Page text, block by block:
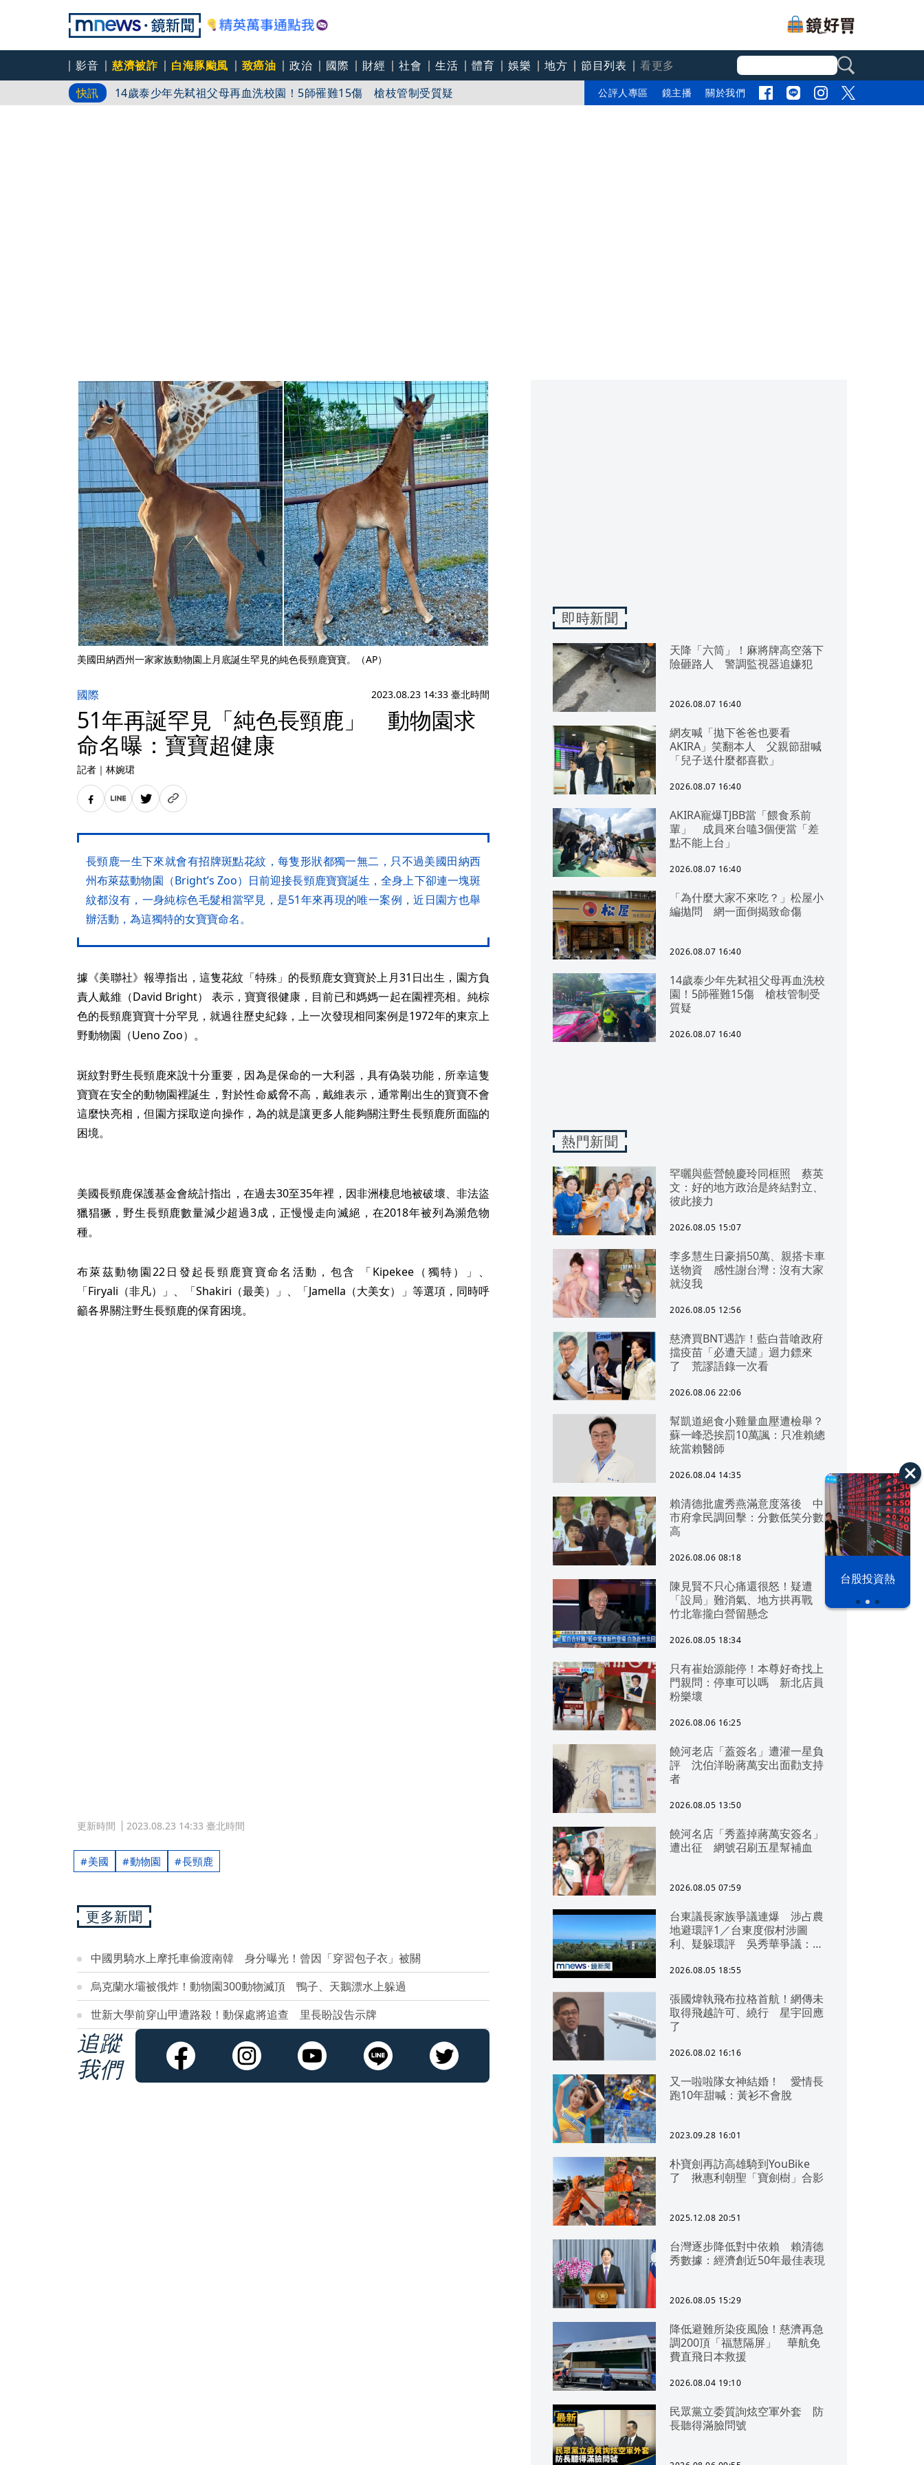
影音 慈濟被詐 白海豚颱風 致癌油 政治 國際 財經 社會 生活 體育 娛樂 地方 節目列表
看更多
快訊
14歲泰少年先弒祖父母再血洗校園！5師罹難15傷 槍枝管制受質疑
演藝圈首例！女星授權AI短劇 宣傳片「裙下仰拍視角」遭轟擦邊：自降身價
公評人專區 鏡主播 關於我們
漢光42演習 台股投資熱
美國田納西州一家家族動物園上月底誕生罕見的純色長頸鹿寶寶。（AP）
國際 2023.08.23 14:33 臺北時間
51年再誕罕見「純色長頸鹿」 動物園求
命名曝：寶寶超健康
記者 ｜ 林婉珺
長頸鹿一生下來就會有招牌斑點花紋，每隻形狀都獨一無二，只不過美國田納西
州布萊茲動物園（Bright’s Zoo）日前迎接長頸鹿寶寶誕生，全身上下卻連一塊斑
紋都沒有，一身純棕色毛髮相當罕見，是51年來再現的唯一案例，近日園方也舉
辦活動，為這獨特的女寶寶命名。
據《美聯社》報導指出，這隻花紋「特殊」的長頸鹿女寶寶於上月31日出生，園方負
責人戴維（David Bright） 表示，寶寶很健康，目前已和媽媽一起在園裡亮相。純棕
色的長頸鹿寶寶十分罕見，就過往歷史紀錄，上一次發現相同案例是1972年的東京上
野動物園（Ueno Zoo）。
斑紋對野生長頸鹿來說十分重要，因為是保命的一大利器，具有偽裝功能，所幸這隻
寶寶在安全的動物園裡誕生，對於性命威脅不高，戴維表示，通常剛出生的寶寶不會
這麼快亮相，但園方採取逆向操作，為的就是讓更多人能夠關注野生長頸鹿所面臨的
困境。
美國長頸鹿保護基金會統計指出，在過去30至35年裡，因非洲棲息地被破壞、非法盜
獵猖獗，野生長頸鹿數量減少超過3成，正慢慢走向滅絕，在2018年被列為瀕危物
種。
布萊茲動物園22日發起長頸鹿寶寶命名活動，包含 「Kipekee（獨特）」、
「Firyali（非凡）」、「Shakiri（最美）」、「Jamella（大美女）」等選項，同時呼
籲各界關注野生長頸鹿的保育困境。
更新時間 2023.08.23 14:33 臺北時間
美國 動物園 長頸鹿
更多新聞
中國男騎水上摩托車偷渡南韓 身分曝光！曾因「穿習包子衣」被關
烏克蘭水壩被俄炸！動物園300動物滅頂 鴨子、天鵝漂水上躲過
世新大學前穿山甲遭路殺！動保處將追查 里長盼設告示牌
追蹤
我們
即時新聞
天降「六筒」！麻將牌高空落下
險砸路人 警調監視器追嫌犯
2026.08.07 16:40
網友喊「拋下爸爸也要看
AKIRA」笑翻本人 父親節甜喊
「兒子送什麼都喜歡」
2026.08.07 16:40
AKIRA寵爆TJBB當「餵食系前
輩」 成員來台嗑3個便當「差
點不能上台」
2026.08.07 16:40
「為什麼大家不來吃？」松屋小
編拋問 網一面倒揭致命傷
2026.08.07 16:40
14歲泰少年先弒祖父母再血洗校
園！5師罹難15傷 槍枝管制受
質疑
2026.08.07 16:40
熱門新聞
罕曬與藍營饒慶玲同框照 蔡英
文：好的地方政治是終結對立、
彼此接力
2026.08.05 15:07
李多慧生日豪捐50萬、親搭卡車
送物資 感性謝台灣：沒有大家
就沒我
2026.08.05 12:56
慈濟買BNT遇詐！藍白昔嗆政府
擋疫苗「必遭天譴」迴力鏢來
了 荒謬語錄一次看
2026.08.06 22:06
幫凱道絕食小雞量血壓遭檢舉？
蘇一峰恐挨罰10萬諷：只准賴總
統當賴醫師
2026.08.04 14:35
賴清德批盧秀燕滿意度落後 中
市府拿民調回擊：分數低笑分數
高
2026.08.06 08:18
陳見賢不只心痛還很怒！疑遭
「設局」難消氣、地方拱再戰
竹北靠攏白營留懸念
2026.08.05 18:34
只有崔始源能停！本尊好奇找上
門親問：停車可以嗎 新北店員
粉樂壞
2026.08.06 16:25
饒河老店「蓋簽名」遭灌一星負
評 沈伯洋盼蔣萬安出面勸支持
者
2026.08.05 13:50
饒河名店「秀蓋掉蔣萬安簽名」
遭出征 網號召刷五星幫補血
2026.08.05 07:59
台東議長家族爭議連爆 涉占農
地避環評1／台東度假村涉圖
利、疑躲環評 吳秀華爭議：概
2026.08.05 18:55
張國煒執飛布拉格首航！網傳未
取得飛越許可、繞行 星宇回應
了
2026.08.02 16:16
又一啦啦隊女神結婚！ 愛情長
跑10年甜喊：黃衫不會脫
2023.09.28 16:01
朴寶劍再訪高雄騎到YouBike
了 揪惠利朝聖「寶劍樹」合影
2025.12.08 20:51
台灣逐步降低對中依賴 賴清德
秀數據：經濟創近50年最佳表現
2026.08.05 15:29
降低避難所染疫風險！慈濟再急
調200頂「福慧隔屏」 華航免
費直飛日本救援
2026.08.04 19:10
民眾黨立委質詢炫空軍外套 防
長聽得滿臉問號